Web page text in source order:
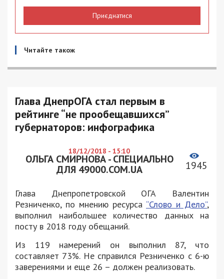
Приєднатися
Читайте також
Глава ДнепрОГА стал первым в
рейтинге “не прообещавшихся”
губернаторов: инфографика
18/12/2018 - 15:10
ОЛЬГА СМИРНОВА - СПЕЦИАЛЬНО
ДЛЯ 49000.COM.UA
1945
Глава Днепропетровской ОГА Валентин
Резниченко, по мнению ресурса “Слово и Дело”,
выполнил наибольшее количество данных на
посту в 2018 году обещаний.
Из 119 намерений он выполнил 87, что
составляет 73%. Не справился Резниченко с 6-ю
заверениями и еще 26 – должен реализовать.